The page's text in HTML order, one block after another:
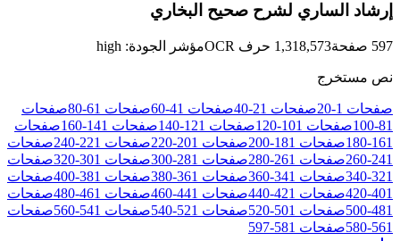
إرشاد الساري لشرح صحيح البخاري
597 صفحة1,318,573 حرف OCR مؤشر الجودة:
high
نص مستخرج
صفحات 1
-
20صفحات 21
-
40صفحات 41
-
60صفحات 61
-
80صفحات
81
-
100صفحات 101
-
120صفحات 121
-
140صفحات 141
-
160صفحات
161
-
180صفحات 181
-
200صفحات 201
-
220صفحات 221
-
240صفحات
241
-
260صفحات 261
-
280صفحات 281
-
300صفحات 301
-
320صفحات
321
-
340صفحات 341
-
360صفحات 361
-
380صفحات 381
-
400صفحات
401
-
420صفحات 421
-
440صفحات 441
-
460صفحات 461
-
480صفحات
481
-
500صفحات 501
-
520صفحات 521
-
540صفحات 541
-
560صفحات
561
-
580صفحات 581
-
597